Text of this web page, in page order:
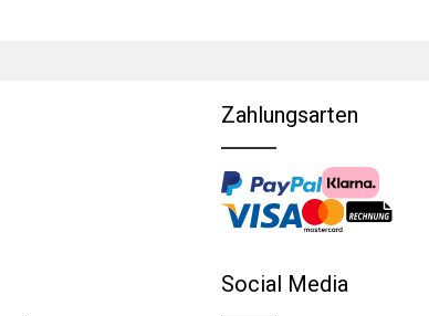
Zahlungsarten
Social Media